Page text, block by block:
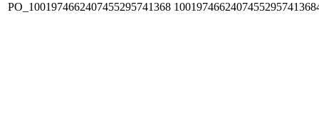
PO_1001974662407455295741368